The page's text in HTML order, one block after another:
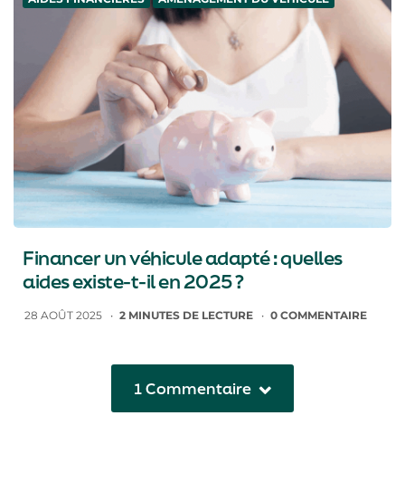
Financer un véhicule adapté : quelles
aides existe-t-il en 2025 ?
28 AOÛT 2025 2 MINUTES DE LECTURE 0 COMMENTAIRE
1 Commentaire